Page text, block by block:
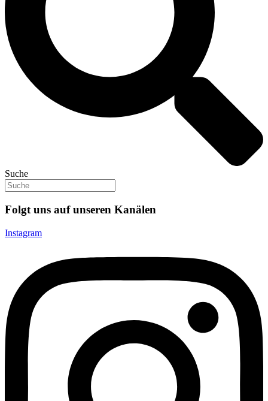
Suche
Folgt uns auf unseren Kanälen
Instagram